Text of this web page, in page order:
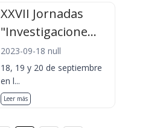
XXVII Jornadas
"Investigacione...
2023-09-18 null
18, 19 y 20 de septiembre
en l...
Leer más